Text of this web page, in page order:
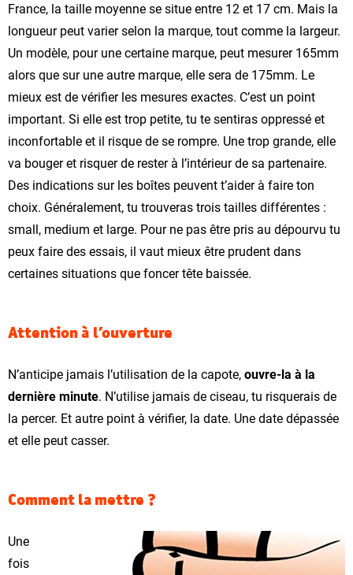
France, la taille moyenne se situe entre 12 et 17 cm. Mais la
longueur peut varier selon la marque, tout comme la largeur.
Un modèle, pour une certaine marque, peut mesurer 165mm
alors que sur une autre marque, elle sera de 175mm. Le
mieux est de vérifier les mesures exactes. C’est un point
important. Si elle est trop petite, tu te sentiras oppressé et
inconfortable et il risque de se rompre. Une trop grande, elle
va bouger et risquer de rester à l’intérieur de sa partenaire.
Des indications sur les boîtes peuvent t’aider à faire ton
choix. Généralement, tu trouveras trois tailles différentes :
small, medium et large. Pour ne pas être pris au dépourvu tu
peux faire des essais, il vaut mieux être prudent dans
certaines situations que foncer tête baissée.
Attention à l’ouverture
N’anticipe jamais l’utilisation de la capote, ouvre-la à la
dernière minute. N’utilise jamais de ciseau, tu risquerais de
la percer. Et autre point à vérifier, la date. Une date dépassée
et elle peut casser.
Comment la mettre ?
Une
fois